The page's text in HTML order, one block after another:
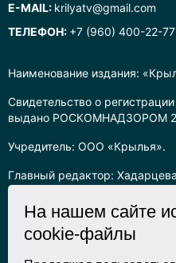
Наименование издания:
Свидетельство о
выдано РОСКОМНАДЗОРОМ
Учредитель: ООО «Крылья».
Главный редактор:
Информация на сайте
Все права на любые
защищены в соответствии с
E-MAIL: krilyatv@gmail.com
ТЕЛЕФОН: +7 (960) 400-22-77
На нашем сайте
cookie-файлы